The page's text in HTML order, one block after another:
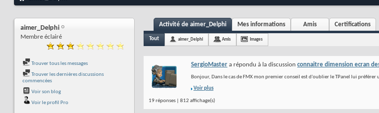
aimer_Delphi
Membre éclairé
Trouver tous les messages
Trouver les dernières discussions
commencées
Voir son blog
Voir le profil Pro
Activité de aimer_Delphi Mes informations Amis Certifications
Tout aimer_Delphi Amis Images
SergioMaster a répondu à la discussion connaitre dimension ecran
Bonjour, Dans le cas de FMX mon premier conseil est d'oublier le TPanel lui
Voir plus
19 réponses | 812 affichage(s)